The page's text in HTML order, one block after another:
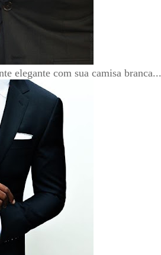
elegante com sua camisa branca...